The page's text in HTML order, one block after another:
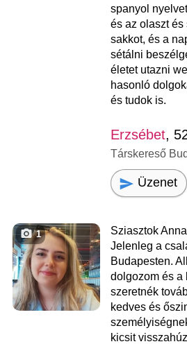
spanyol
és az olaszt és
sakkot, és a
sétálni
életet utazni
hasonló
és tudok is.
Erzsébet,
Társkereső
Üzenet
1
Sziasztok
Jelenleg a
Budapesten.
dolgozom és a
szeretnék
kedves és
kicsit